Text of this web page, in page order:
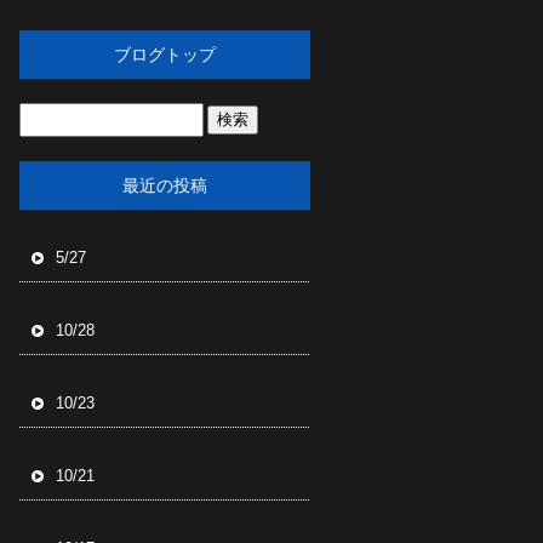
ブログトップ
最近の投稿
5/27
10/28
10/23
10/21